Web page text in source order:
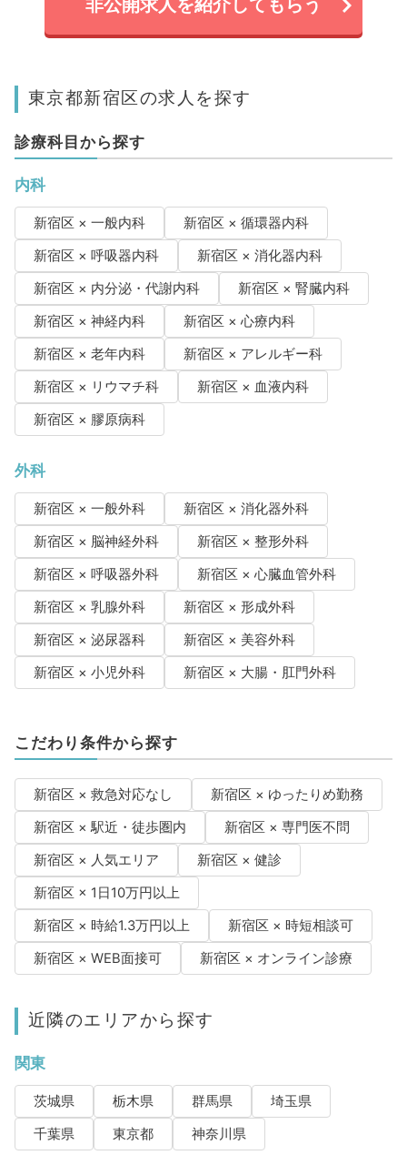
非公開求人を紹介してもらう
東京都新宿区の求人を探す
診療科目から探す
内科
新宿区 × 一般内科
新宿区 × 循環器内科
新宿区 × 呼吸器内科
新宿区 × 消化器内科
新宿区 × 内分泌・代謝内科
新宿区 × 腎臓内科
新宿区 × 神経内科
新宿区 × 心療内科
新宿区 × 老年内科
新宿区 × アレルギー科
新宿区 × リウマチ科
新宿区 × 血液内科
新宿区 × 膠原病科
外科
新宿区 × 一般外科
新宿区 × 消化器外科
新宿区 × 脳神経外科
新宿区 × 整形外科
新宿区 × 呼吸器外科
新宿区 × 心臓血管外科
新宿区 × 乳腺外科
新宿区 × 形成外科
新宿区 × 泌尿器科
新宿区 × 美容外科
新宿区 × 小児外科
新宿区 × 大腸・肛門外科
こだわり条件から探す
新宿区 × 救急対応なし
新宿区 × ゆったりめ勤務
新宿区 × 駅近・徒歩圏内
新宿区 × 専門医不問
新宿区 × 人気エリア
新宿区 × 健診
新宿区 × 1日10万円以上
新宿区 × 時給1.3万円以上
新宿区 × 時短相談可
新宿区 × WEB面接可
新宿区 × オンライン診療
近隣のエリアから探す
関東
茨城県 栃木県 群馬県
埼玉県
千葉県
東京都 神奈川県